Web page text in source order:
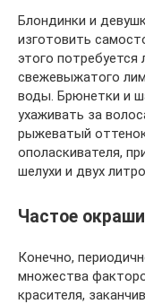
Блондинки и
изготовить
этого
свежевыжатого
воды. Брюнетки и
ухаживать за
рыжеватый
ополаскивателя,
шелухи и двух
Частое
Конечно,
множества
красителя,